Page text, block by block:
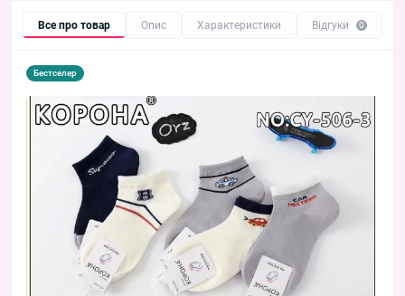
Все про товар Опис Характеристики Відгуки 0
Бестселер